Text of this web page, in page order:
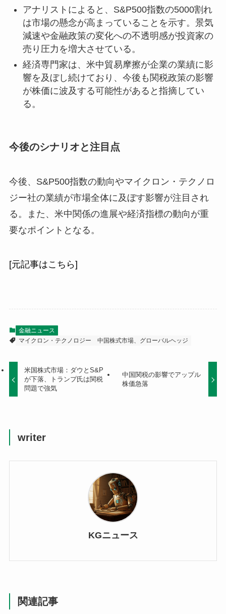
アナリストによると、S&P500指数の5000割れ
は市場の懸念が高まっていることを示す。景気
減速や金融政策の変化への不透明感が投資家の
売り圧力を増大させている。
経済専門家は、米中貿易摩擦が企業の業績に影
響を及ぼし続けており、今後も関税政策の影響
が株価に波及する可能性があると指摘してい
る。
今後のシナリオと注目点
今後、S&P500指数の動向やマイクロン・テクノロ
ジー社の業績が市場全体に及ぼす影響が注目され
る。また、米中関係の進展や経済指標の動向が重
要なポイントとなる。
[元記事はこちら]
金融ニュース
マイクロン・テクノロジー
中国株式市場、グローバルヘッジ
米国株式市場：ダウとS&P
が下落、トランプ氏は関税
問題で強気
中国関税の影響でアップル
株価急落
writer
KGニュース
関連記事